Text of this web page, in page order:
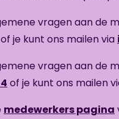
vragen aan de
of je kunt ons mailen via
vragen aan de
of je kunt ons mailen
medewerkers pagina